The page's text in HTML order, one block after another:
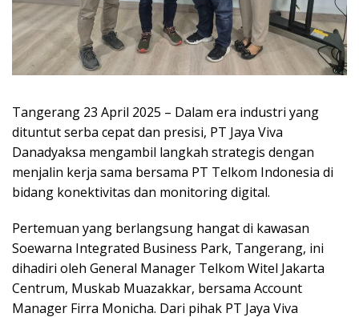
Tangerang 23 April 2025 – Dalam era industri yang
dituntut serba cepat dan presisi, PT Jaya Viva
Danadyaksa mengambil langkah strategis dengan
menjalin kerja sama bersama PT Telkom Indonesia di
bidang konektivitas dan monitoring digital.
Pertemuan yang berlangsung hangat di kawasan
Soewarna Integrated Business Park, Tangerang, ini
dihadiri oleh General Manager Telkom Witel Jakarta
Centrum, Muskab Muazakkar, bersama Account
Manager Firra Monicha. Dari pihak PT Jaya Viva